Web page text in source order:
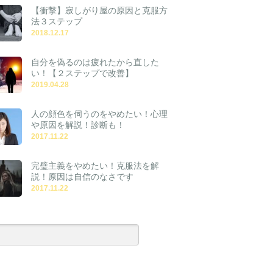
【衝撃】寂しがり屋の原因と克服方
法３ステップ
2018.12.17
自分を偽るのは疲れたから直した
い！【２ステップで改善】
2019.04.28
人の顔色を伺うのをやめたい！心理
や原因を解説！診断も！
2017.11.22
完璧主義をやめたい！克服法を解
説！原因は自信のなさです
2017.11.22